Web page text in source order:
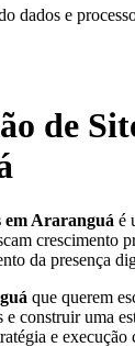
dados e
de
em Araranguá é
crescimento
da presença
que querem
e construir uma
e execução